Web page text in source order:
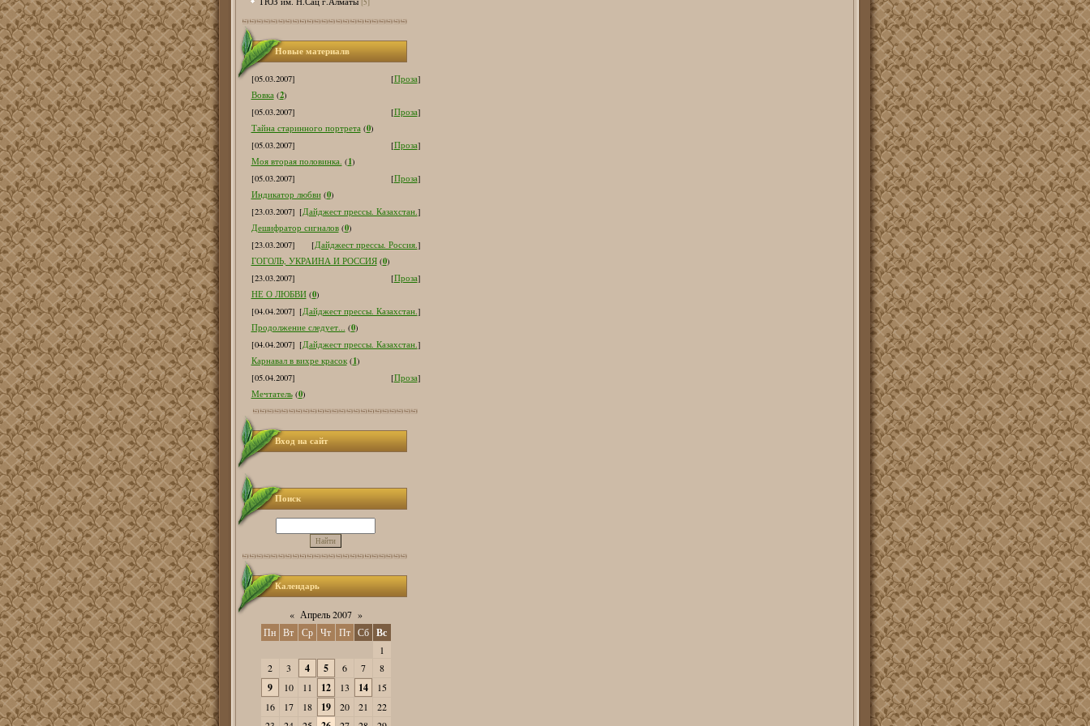
Новые материалв
[05.03.2007] [Проза]
Вовка (2)
[05.03.2007]
[Проза]
Тайна старинного портрета (0)
[05.03.2007]
[Проза]
Моя вторая половинка. (1)
[05.03.2007]
[Проза]
Индикатор любви (0)
[23.03.2007] [Дайджест прессы. Казахстан.]
Дешифратор сигналов (0)
[23.03.2007]
[Дайджест прессы. Россия.]
ГОГОЛЬ, УКРАИНА И РОССИЯ (0)
[23.03.2007]
[Проза]
НЕ О ЛЮБВИ (0)
[04.04.2007] [Дайджест прессы. Казахстан.]
Продолжение следует... (0)
[04.04.2007] [Дайджест прессы. Казахстан.]
Карнавал в вихре красок (1)
[05.04.2007]
[Проза]
Мечтатель (0)
Вход на сайт
Поиск
Календарь
« Апрель 2007 »
Пн Вт Ср Чт Пт Сб Вс
1
2
3 4 5 6 7 8
9 10 11 12 13 14
15
16
17 18 19 20 21
22